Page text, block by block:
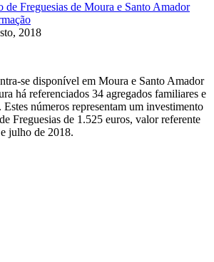
de Freguesias de Moura e Santo Amador
2018
se disponível em Moura e Santo Amador
há referenciados 34 agregados familiares e
números representam um investimento
Freguesias de 1.525 euros, valor referente
julho de 2018.